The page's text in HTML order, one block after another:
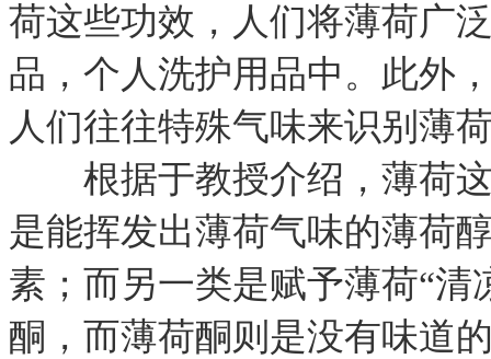
荷这些功效，人们将薄荷广
品，个人洗护用品中。此外
人们往往特殊气味来识别薄
根据于教授介绍，薄荷这
是能挥发出薄荷气味的薄荷
素；而另一类是赋予薄荷“
酮，而薄荷酮则是没有味道